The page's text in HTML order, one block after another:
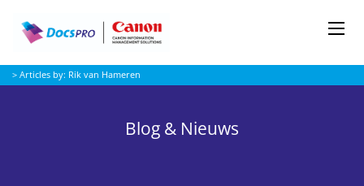
Docspro
> Articles by: Rik van Hameren
Blog & Nieuws